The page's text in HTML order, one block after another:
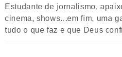
Estudante de jornalismo,
cinema, shows...em fim, uma
tudo o que faz e que Deus